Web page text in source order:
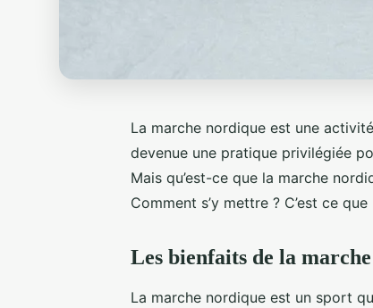
La marche nordique est une
devenue une pratique privilégiée
Mais qu’est-ce que la marche
Comment s’y mettre ? C’est ce
Les bienfaits de la
La marche nordique est un sport